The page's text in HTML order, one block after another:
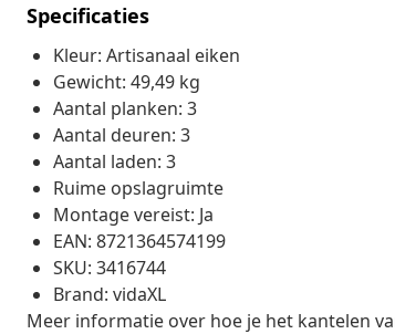
Specificaties
Kleur: Artisanaal eiken
Gewicht: 49,49 kg
Aantal planken: 3
Aantal deuren: 3
Aantal laden: 3
Ruime opslagruimte
Montage vereist: Ja
EAN: 8721364574199
SKU: 3416744
Brand: vidaXL
Meer informatie over hoe je het kantelen